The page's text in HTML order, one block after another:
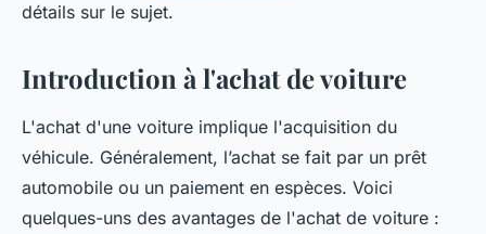
détails sur le sujet.
Introduction à l'achat de voiture
L'achat d'une voiture implique l'acquisition du
véhicule. Généralement, l’achat se fait par un prêt
automobile ou un paiement en espèces. Voici
quelques-uns des avantages de l'achat de voiture :